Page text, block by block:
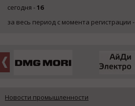
сегодня -16
за весь период с момента регистрации -
Новости промышленности